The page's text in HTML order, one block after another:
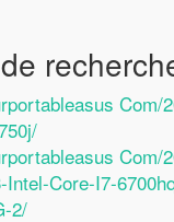
Com/
Com/
Intel-Core-I7-
2/